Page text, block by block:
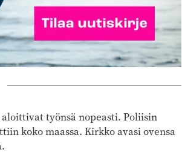
työnsä nopeasti. Poliisin
koko maassa. Kirkko avasi ovensa